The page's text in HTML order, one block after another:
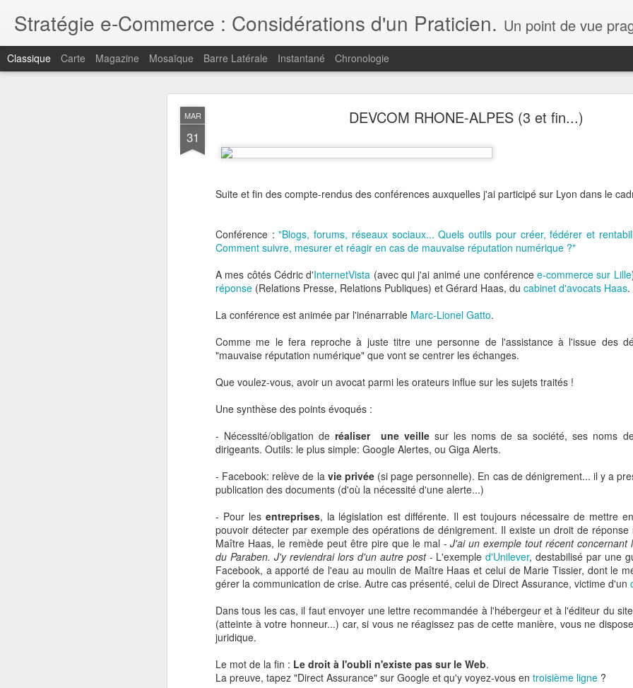
MAR
31
DEVCOM RHONE-ALPES (3 et fin...)
Suite et fin des compte-rendus des conférences auxquelles j'ai participé sur Lyon dans le
Conférence :"Blogs, forums, réseaux sociaux... Quels outils pour créer, fédérer et
Comment suivre, mesurer et réagir en cas de mauvaise réputation numérique ?"
A mes côtés Cédric d'InternetVista (avec qui j'ai animé une conférence e-commerce sur Lille
réponse (Relations Presse, Relations Publiques) et Gérard Haas, du cabinet d'avocats Haas.
La conférence est animée par l'inénarrable Marc-Lionel Gatto.
Comme me le fera reproche à juste titre une personne de l'assistance à l'issue des
"mauvaise réputation numérique" que vont se centrer les échanges.
Que voulez-vous, avoir un avocat parmi les orateurs influe sur les sujets traités !
Une synthèse des points évoqués :
- Nécessité/obligation deréaliser une veillesur les noms de sa société, ses noms
dirigeants. Outils: le plus simple: Google Alertes, ou Giga Alerts.
- Facebook: relève de la vie privée(si page personnelle). En cas de dénigrement... il y a
publication des documents (d'où la nécessité d'une alerte...)
- Pour les entreprises, la législation est différente. Il est toujours nécessaire de mettre
pouvoir détecter par exemple des opérations de dénigrement. Il existe un droit de
Maître Haas, le remède peut être pire que le mal -J'ai un exemple tout récent concernant
du Paraben. J'y reviendrai lors d'un autre post - L'exempled'Unilever, destabilisé par une
Facebook, a apporté de l'eau au moulin de Maître Haas et celui de Marie Tissier, dont le
gérer la communication de crise. Autre cas présenté, celui de Direct Assurance, victime d'un
Dans tous les cas, il faut envoyer une lettre recommandée à l'hébergeur et à l'éditeur du
(atteinte à votre honneur...) car, si vous ne réagissez pas de cette manière, vous ne
juridique.
Le mot de la fin : Le droit à l'oubli n'existe pas sur le Web.
La preuve, tapez "Direct Assurance" sur Google et qu'y voyez-vous en troisième ligne ?
Stratégie e-Commerce : Considérations d'un Praticien. Un point de vue pragmatique par ceux qui font le e-commerce, la transformation digitale et non pas par ceux qui ne font qu'en
Classique Carte Magazine Mosaïque Barre Latérale Instantané Chronologie
Ce Blog change de lieu...
Merci pour votre intérêt à mes publications !
Publié il y a1st May 2021par jpc
0 Ajouter un commentaire
Les Echos ont publié ma tribune sur le retrait d'Auchan du marché chinois. J'y développe
physique face au e-Commerce.
Aujourd'hui la Chine, demain l'Europe.